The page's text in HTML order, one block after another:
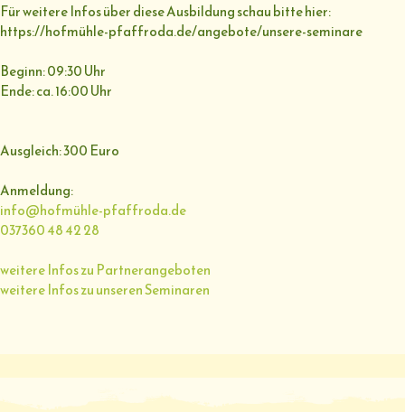
Für weitere Infos über diese Ausbildung schau bitte hier:
https://hofmühle-pfaffroda.de/angebote/unsere-seminare
Beginn: 09:30 Uhr
Ende: ca. 16:00 Uhr
Ausgleich: 300 Euro
Anmeldung:
info@hofmühle-pfaffroda.de
037360 48 42 28
weitere Infos zu Partnerangeboten
weitere Infos zu unseren Seminaren